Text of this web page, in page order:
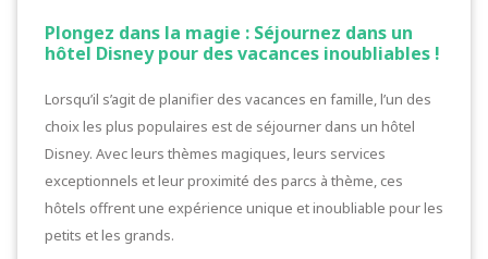
Plongez dans la magie : Séjournez dans un
hôtel Disney pour des vacances inoubliables !
Lorsqu’il s’agit de planifier des vacances en famille, l’un des
choix les plus populaires est de séjourner dans un hôtel
Disney. Avec leurs thèmes magiques, leurs services
exceptionnels et leur proximité des parcs à thème, ces
hôtels offrent une expérience unique et inoubliable pour les
petits et les grands.